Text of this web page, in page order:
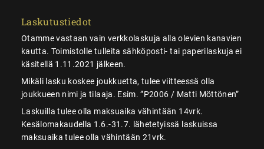
Laskutustiedot
Otamme vastaan vain verkkolaskuja alla olevien kanavien
kautta. Toimistolle tulleita sähköposti- tai paperilaskuja ei
käsitellä 1.11.2021 jälkeen.
Mikäli lasku koskee joukkuetta, tulee viitteessä olla
joukkueen nimi ja tilaaja. Esim. ”P2006 / Matti Möttönen”
Laskuilla tulee olla maksuaika vähintään 14vrk.
Kesälomakaudella 1.6.-31.7. lähetetyissä laskuissa
maksuaika tulee olla vähintään 21vrk.